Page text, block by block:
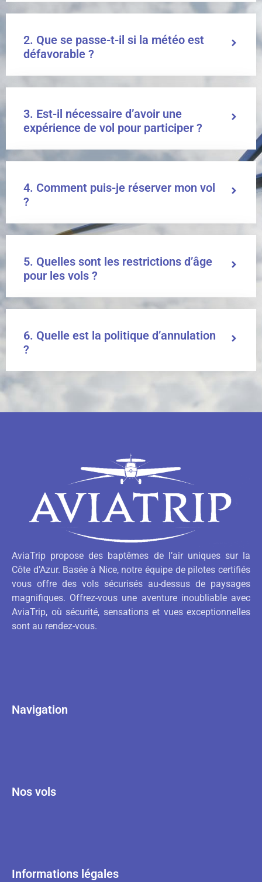
2. Que se passe-t-il si la météo est
défavorable ?
3. Est-il nécessaire d’avoir une
expérience de vol pour participer ?
4. Comment puis-je réserver mon vol
?
5. Quelles sont les restrictions d’âge
pour les vols ?
6. Quelle est la politique d’annulation
?
AviaTrip propose des baptêmes de l’air uniques sur la
Côte d’Azur. Basée à Nice, notre équipe de pilotes certifiés
vous offre des vols sécurisés au-dessus de paysages
magnifiques. Offrez-vous une aventure inoubliable avec
AviaTrip, où sécurité, sensations et vues exceptionnelles
sont au rendez-vous.
Navigation
Nos vols
Informations légales